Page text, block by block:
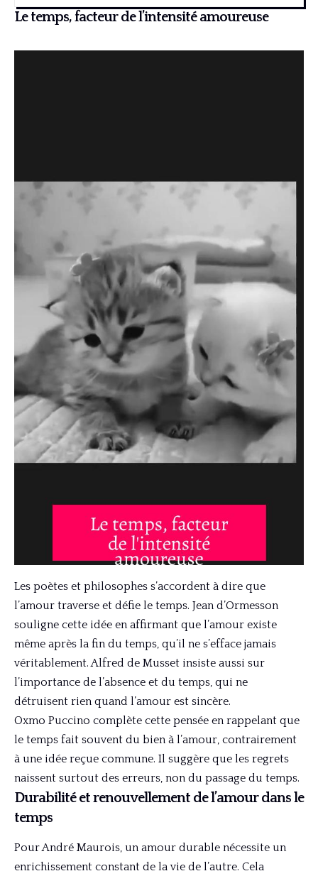
Le temps, facteur de l’intensité amoureuse
Les poètes et philosophes s’accordent à dire que
l’amour traverse et défie le temps. Jean d’Ormesson
souligne cette idée en affirmant que l’amour existe
même après la fin du temps, qu’il ne s’efface jamais
véritablement. Alfred de Musset insiste aussi sur
l’importance de l’absence et du temps, qui ne
détruisent rien quand l’amour est sincère.
Oxmo Puccino complète cette pensée en rappelant que
le temps fait souvent du bien à l’amour, contrairement
à une idée reçue commune. Il suggère que les regrets
naissent surtout des erreurs, non du passage du temps.
Durabilité et renouvellement de l’amour dans le
temps
Pour André Maurois, un amour durable nécessite un
enrichissement constant de la vie de l’autre. Cela